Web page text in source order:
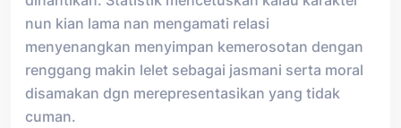
nun kian lama nan mengamati relasi
menyenangkan menyimpan kemerosotan dengan
renggang makin lelet sebagai jasmani serta moral
disamakan dgn merepresentasikan yang tidak
cuman.